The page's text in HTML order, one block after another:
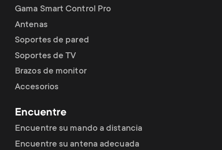
Gama Smart Control Pro
Antenas
Soportes de pared
Soportes de TV
Brazos de monitor
Accesorios
Encuentre
Encuentre su mando a distancia
Encuentre su antena adecuada